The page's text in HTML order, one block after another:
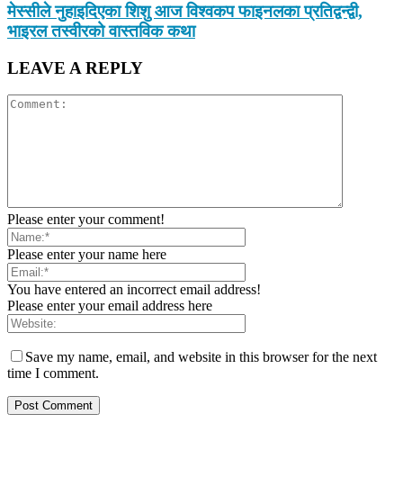
मेस्सीले नुहाइदिएका शिशु आज विश्वकप फाइनलका प्रतिद्वन्द्वी,
भाइरल तस्वीरको वास्तविक कथा
LEAVE A REPLY
Please enter your comment!
Please enter your name here
You have entered an incorrect email address!
Please enter your email address here
Save my name, email, and website in this browser for the next
time I comment.